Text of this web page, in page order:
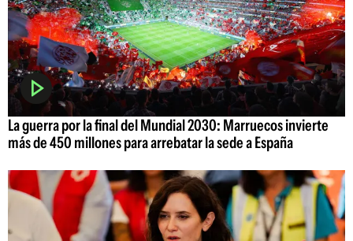
La guerra por la final del Mundial 2030: Marruecos invierte
más de 450 millones para arrebatar la sede a España